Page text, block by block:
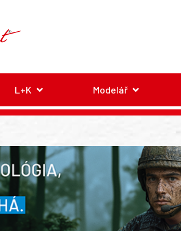
L+K Modelář